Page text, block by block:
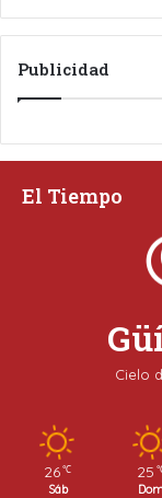
Publicidad
El Tiempo
Cielo
26 ℃
Sáb
25